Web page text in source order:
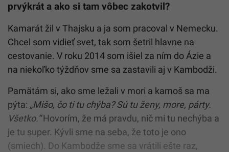
prvýkrát a ako si tam vôbec zakotvil?
Kamarát žil v Thajsku a ja som pracoval v Nemecku.
Chcel som vidieť svet, tak som šetril hlavne na
cestovanie. V roku 2014 som išiel za ním do Ázie a
na niekoľko týždňov sme sa zastavili aj v Kambodži.
Pamätám si, ako sme ležali v mori a kamoš sa ma
pýta: „Mišo, čo ti tu chýba? Sú tu ženy, more, párty.
Všetko.“Hovorím, že má pravdu, nič mi tu nechýba a
je tu super. Kývli sme na seba, že toto je ono
(smiech). Do Kambodže sme sa vrátili ešte raz,